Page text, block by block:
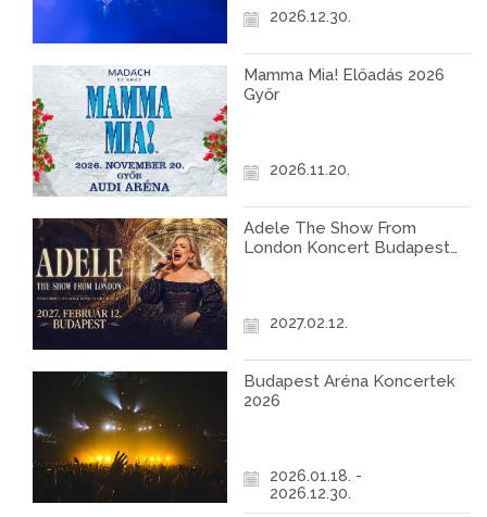
2026.12.30.
Mamma Mia! Előadás 2026
Győr
2026.11.20.
Adele The Show From
London Koncert Budapest
2027.02.12.
Budapest Aréna Koncertek
2026
2026.01.18. -
2026.12.30.